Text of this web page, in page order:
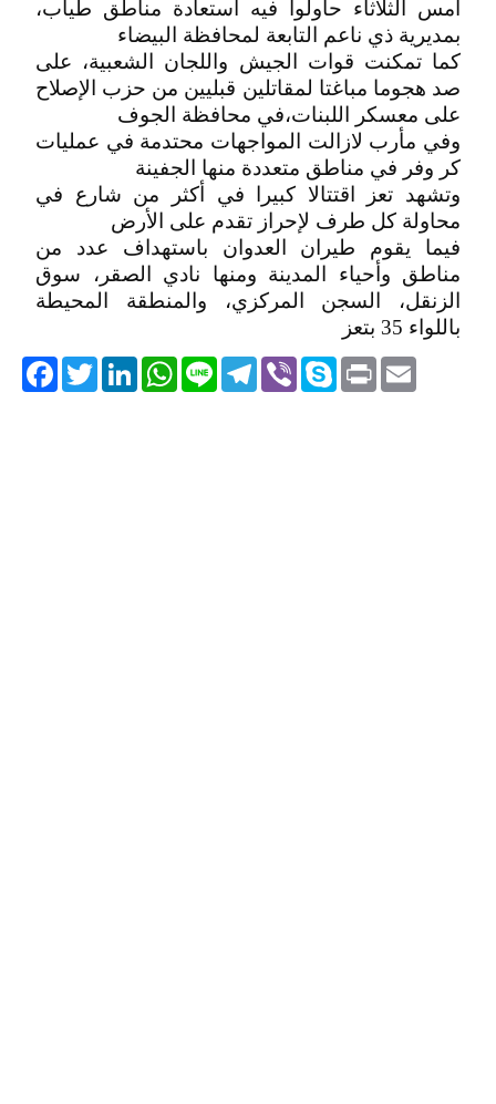
امس الثلاثاء حاولوا فيه استعادة مناطق طياب،
بمديرية ذي ناعم التابعة لمحافظة البيضاء
كما تمكنت قوات الجيش واللجان الشعبية، على
صد هجوما مباغتا لمقاتلين قبليين من حزب الإصلاح
على معسكر اللبنات،في محافظة الجوف
وفي مأرب لازالت المواجهات محتدمة في عمليات
كر وفر في مناطق متعددة منها الجفينة
وتشهد تعز اقتتالا كبيرا في أكثر من شارع في
محاولة كل طرف لإحراز تقدم على الأرض
فيما يقوم طيران العدوان باستهداف عدد من
مناطق وأحياء المدينة ومنها نادي الصقر، سوق
الزنقل، السجن المركزي، والمنطقة المحيطة
باللواء 35 بتعز
TwitterLinkedIn
WhatsApp Line
Telegram ViberSkype PrintEmail